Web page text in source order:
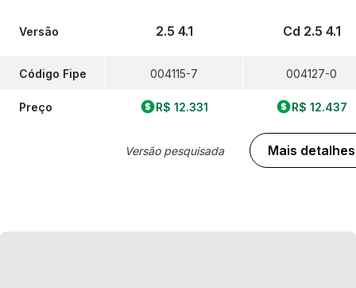
Versão
Código Fipe
Preço
2.5 4.1
004115-7
R$ 12.331
Versão pesquisada
Cd 2.5 4.1
004127-0
R$ 12.437
Mais detalhes